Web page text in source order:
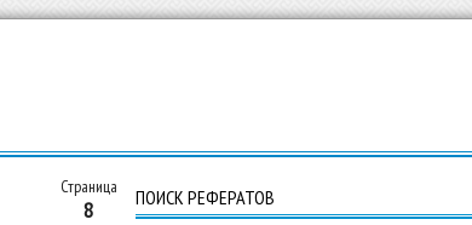
Страница
8 ПОИСК РЕФЕРАТОВ